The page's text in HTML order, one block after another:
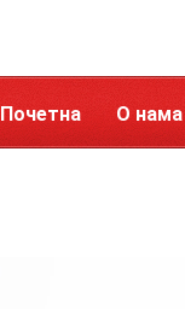
Почетна О нама